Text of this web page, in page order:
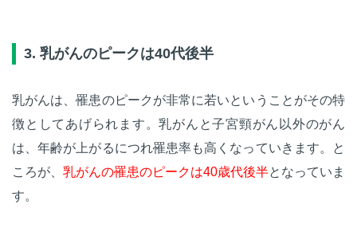
3. 乳がんのピークは40代後半
乳がんは、罹患のピークが非常に若いということがその特
徴としてあげられます。乳がんと子宮頸がん以外のがん
は、年齢が上がるにつれ罹患率も高くなっていきます。と
ころが、 乳がんの罹患のピークは40歳代後半となっていま
す。